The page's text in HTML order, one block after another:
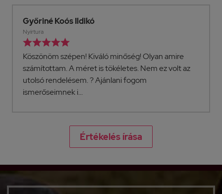
Győriné Koós Ildikó
Nyírtura

Köszönöm szépen! Kiváló minőség! Olyan amire
számítottam. A méret is tökéletes. Nem ez volt az
utolsó rendelésem. ? Ajánlani fogom
ismerőseimnek i...
Értékelés írása